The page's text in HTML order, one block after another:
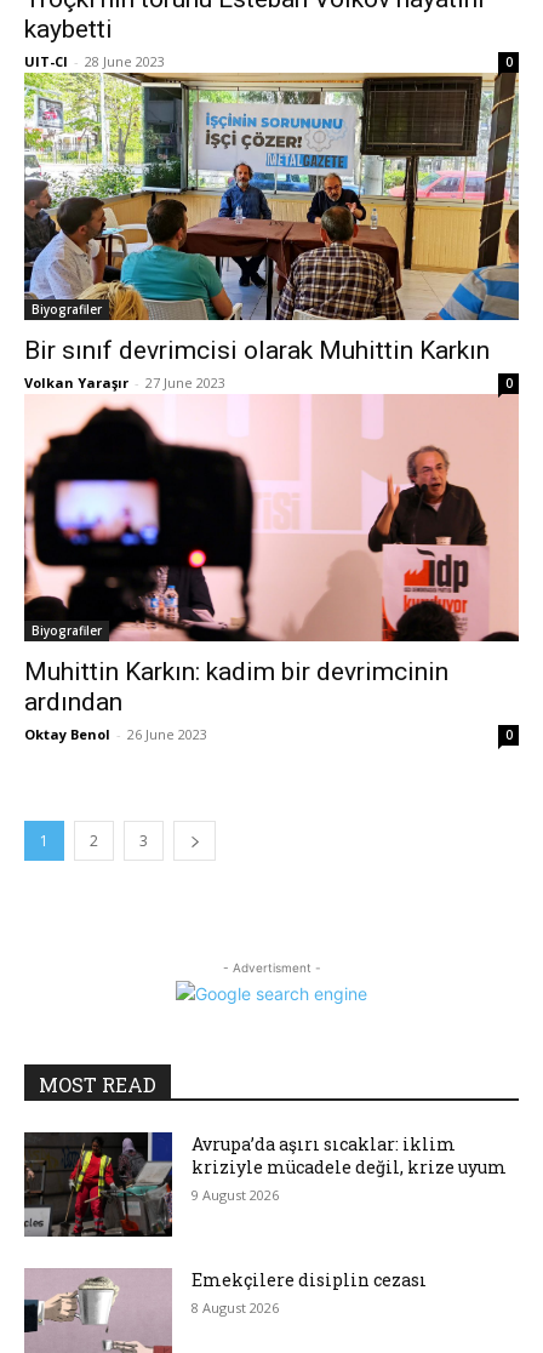
kaybetti
UIT-CI - 28 June 2023 0
Biyografiler
Bir sınıf devrimcisi olarak Muhittin Karkın
Volkan Yaraşır - 27 June 2023 0
Biyografiler
Muhittin Karkın: kadim bir devrimcinin
ardından
Oktay Benol - 26 June 2023 0
1 2 3
- Advertisment -
MOST READ
Avrupa’da aşırı sıcaklar: iklim
kriziyle mücadele değil, krize uyum
9 August 2026
Emekçilere disiplin cezası
8 August 2026